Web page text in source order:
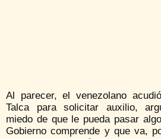
Al parecer, el venezolano
Talca para solicitar auxilio,
miedo de que le pueda pasar
Gobierno comprende y que va,